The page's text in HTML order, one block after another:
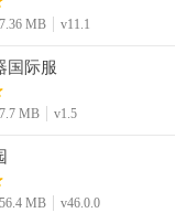
MB v11.1
国际服
MB v1.5
MB v46.0.0